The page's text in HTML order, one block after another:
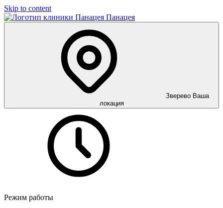
Skip to content
Панацея
Зверево Ваша
локация
Режим работы